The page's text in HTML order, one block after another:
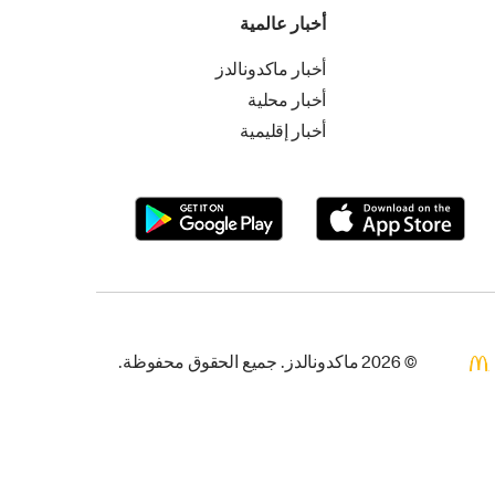
أخبار عالمية
أخبار ماكدونالدز
أخبار محلية
أخبار إقليمية
© 2026 ماكدونالدز. جميع الحقوق محفوظة.